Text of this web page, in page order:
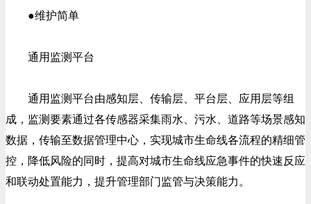
●维护简单
通用监测平台
通用监测平台由感知层、传输层、平台层、应用层等组
成，监测要素通过各传感器采集雨水、污水、道路等场景感知
数据，传输至数据管理中心，实现城市生命线各流程的精细管
控，降低风险的同时，提高对城市生命线应急事件的快速反应
和联动处置能力，提升管理部门监管与决策能力。